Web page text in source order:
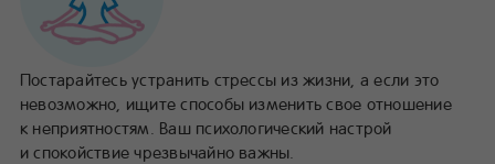
Постарайтесь устранить стрессы из жизни, а если это
невозможно, ищите способы изменить свое отношение
к неприятностям. Ваш психологический настрой
и спокойствие чрезвычайно важны.